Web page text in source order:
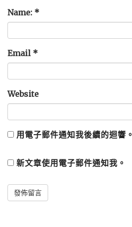
Name: *
Email *
Website
用電子郵件通知我後續的迴響。
新文章使用電子郵件通知我。